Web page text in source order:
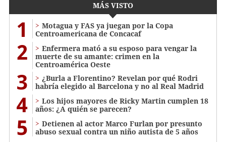
MÁS VISTO
1
Motagua y FAS ya juegan por la Copa
Centroamericana de Concacaf
2
Enfermera mató a su esposo para vengar la
muerte de su amante: crimen en la
Centroamérica Oeste
3
¿Burla a Florentino? Revelan por qué Rodri
habría elegido al Barcelona y no al Real Madrid
4
Los hijos mayores de Ricky Martin cumplen 18
años: ¿A quién se parecen?
5
Detienen al actor Marco Furlan por presunto
abuso sexual contra un niño autista de 5 años